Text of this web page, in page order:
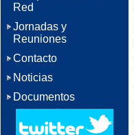
Red
Jornadas y
Reuniones
Contacto
Noticias
Documentos